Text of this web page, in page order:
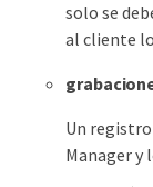
solo se
al cliente
Un
Manager y